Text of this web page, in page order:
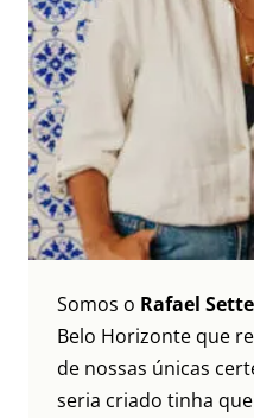
Somos o Rafael
Belo Horizonte que
de nossas únicas
seria criado tinha